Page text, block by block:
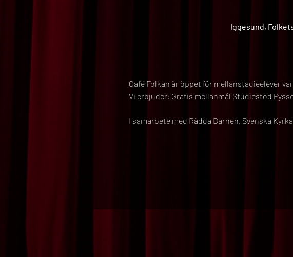
Iggesund,
Café Folkan är öppet för mellanstadieelever
Vi erbjuder: Gratis mellanmål Studiestöd
I samarbete med Rädda Barnen, Svenska